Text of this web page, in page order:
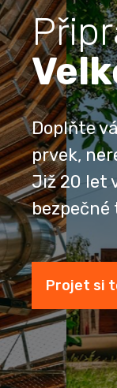
Doplňte
prvek,
Již 20 let
bezpečné
Projet si